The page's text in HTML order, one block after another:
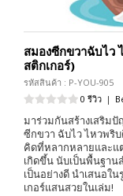
สมองซีกขวาฉับไว
สติกเกอร์)
รหัสสินค้า : P-YOU-905
0 รีวิว |
มาร่วมกันสร้างเสริม
ซีกขวา ฉับไว ไหวพริ
คิดที่หลากหลายและแ
เกิดขึ้น นับเป็นพื้นฐาน
เป็นอย่างดี นำเสนอใ
เกอร์แสนสวยในเล่ม!